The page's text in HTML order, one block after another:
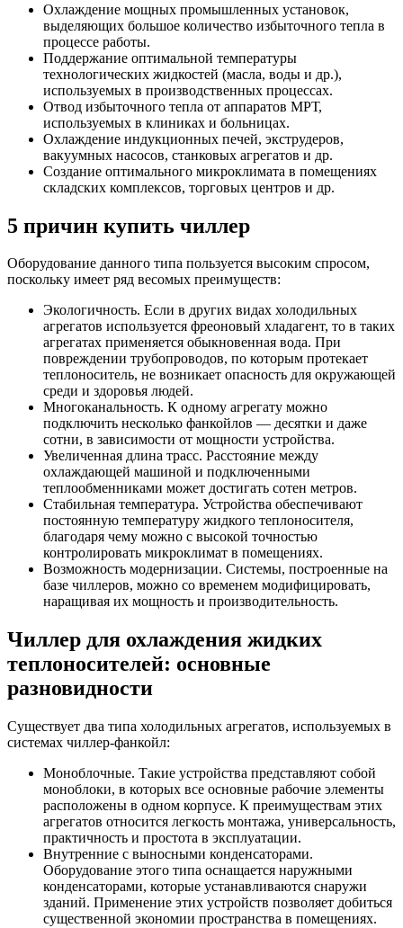
Охлаждение мощных промышленных установок,
выделяющих большое количество избыточного тепла в
процессе работы.
Поддержание оптимальной температуры
технологических жидкостей (масла, воды и др.),
используемых в производственных процессах.
Отвод избыточного тепла от аппаратов МРТ,
используемых в клиниках и больницах.
Охлаждение индукционных печей, экструдеров,
вакуумных насосов, станковых агрегатов и др.
Создание оптимального микроклимата в помещениях
складских комплексов, торговых центров и др.
5 причин купить чиллер
Оборудование данного типа пользуется высоким спросом,
поскольку имеет ряд весомых преимуществ:
Экологичность. Если в других видах холодильных
агрегатов используется фреоновый хладагент, то в таких
агрегатах применяется обыкновенная вода. При
повреждении трубопроводов, по которым протекает
теплоноситель, не возникает опасность для окружающей
среди и здоровья людей.
Многоканальность. К одному агрегату можно
подключить несколько фанкойлов — десятки и даже
сотни, в зависимости от мощности устройства.
Увеличенная длина трасс. Расстояние между
охлаждающей машиной и подключенными
теплообменниками может достигать сотен метров.
Стабильная температура. Устройства обеспечивают
постоянную температуру жидкого теплоносителя,
благодаря чему можно с высокой точностью
контролировать микроклимат в помещениях.
Возможность модернизации. Системы, построенные на
базе чиллеров, можно со временем модифицировать,
наращивая их мощность и производительность.
Чиллер для охлаждения жидких
теплоносителей: основные
разновидности
Существует два типа холодильных агрегатов, используемых в
системах чиллер-фанкойл:
Моноблочные. Такие устройства представляют собой
моноблоки, в которых все основные рабочие элементы
расположены в одном корпусе. К преимуществам этих
агрегатов относится легкость монтажа, универсальность,
практичность и простота в эксплуатации.
Внутренние с выносными конденсаторами.
Оборудование этого типа оснащается наружными
конденсаторами, которые устанавливаются снаружи
зданий. Применение этих устройств позволяет добиться
существенной экономии пространства в помещениях.